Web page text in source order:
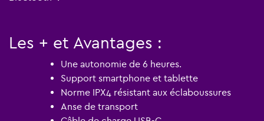
Les + et Avantages :
Une autonomie de 6 heures.
Support smartphone et tablette
Norme IPX4 résistant aux éclaboussures
Anse de transport